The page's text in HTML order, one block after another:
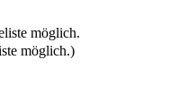
möglich.)